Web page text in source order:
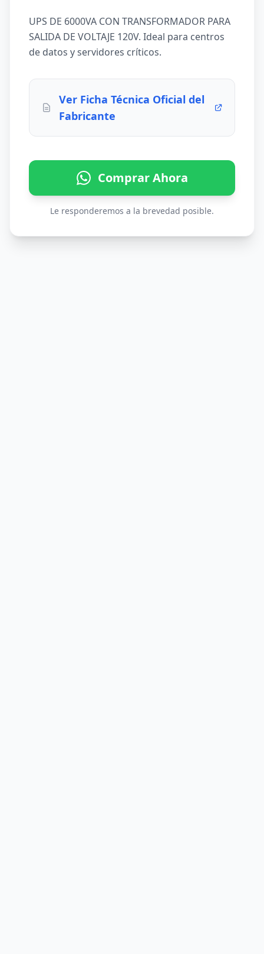
UPS DE 6000VA CON TRANSFORMADOR PARA
SALIDA DE VOLTAJE 120V. Ideal para centros
de datos y servidores críticos.
Ver Ficha Técnica Oficial del
Fabricante
Comprar Ahora
Le responderemos a la brevedad posible.